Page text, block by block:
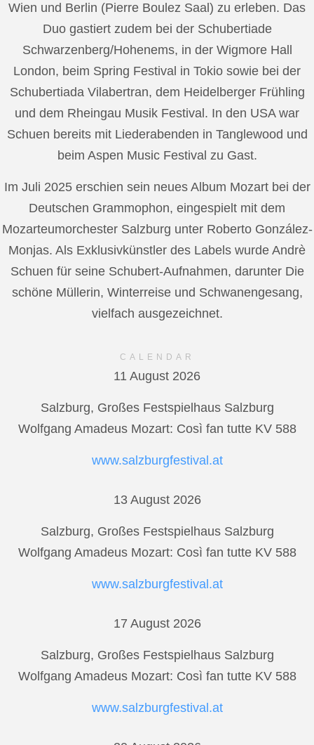
Wien und Berlin (Pierre Boulez Saal) zu erleben. Das
Duo gastiert zudem bei der Schubertiade
Schwarzenberg/Hohenems, in der Wigmore Hall
London, beim Spring Festival in Tokio sowie bei der
Schubertiada Vilabertran, dem Heidelberger Frühling
und dem Rheingau Musik Festival. In den USA war
Schuen bereits mit Liederabenden in Tanglewood und
beim Aspen Music Festival zu Gast.
Im Juli 2025 erschien sein neues Album Mozart bei der
Deutschen Grammophon, eingespielt mit dem
Mozarteumorchester Salzburg unter Roberto González-
Monjas. Als Exklusivkünstler des Labels wurde Andrè
Schuen für seine Schubert-Aufnahmen, darunter Die
schöne Müllerin, Winterreise und Schwanengesang,
vielfach ausgezeichnet.
CALENDAR
11 August 2026
Salzburg, Großes Festspielhaus Salzburg
Wolfgang Amadeus Mozart: Così fan tutte KV 588
www.salzburgfestival.at
13 August 2026
Salzburg, Großes Festspielhaus Salzburg
Wolfgang Amadeus Mozart: Così fan tutte KV 588
www.salzburgfestival.at
17 August 2026
Salzburg, Großes Festspielhaus Salzburg
Wolfgang Amadeus Mozart: Così fan tutte KV 588
www.salzburgfestival.at